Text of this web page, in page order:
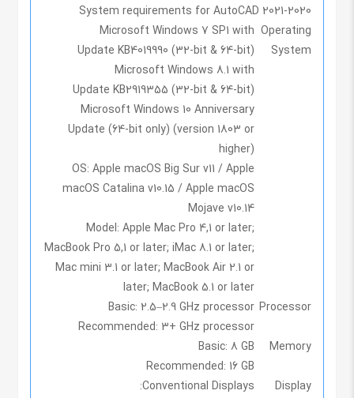
System requirements for AutoCAD 2021-2020
Operating
System
Microsoft Windows 7 SP1 with
Update KB4019990 (32-bit & 64-bit)
Microsoft Windows 8.1 with
Update KB2919355 (32-bit & 64-bit)
Microsoft Windows 10 Anniversary
Update (64-bit only) (version 1803 or
higher)
OS: Apple macOS Big Sur v11 / Apple
macOS Catalina v10.15 / Apple macOS
Mojave v10.14
Model: Apple Mac Pro 4,1 or later;
MacBook Pro 5,1 or later; iMac 8.1 or later;
Mac mini 3.1 or later; MacBook Air 2.1 or
later; MacBook 5.1 or later
Processor
Basic: 2.5–2.9 GHz processor
Recommended: 3+ GHz processor
Memory
Basic: 8 GB
Recommended: 16 GB
Display
Conventional Displays: